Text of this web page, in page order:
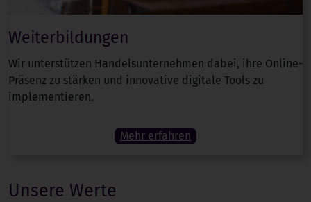
Weiterbildungen
Wir unterstützen Handelsunternehmen dabei, ihre Online-
Präsenz zu stärken und innovative digitale Tools zu
implementieren.
Mehr erfahren
Unsere Werte